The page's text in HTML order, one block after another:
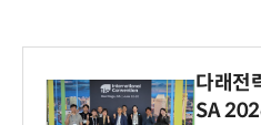
다래전
SA